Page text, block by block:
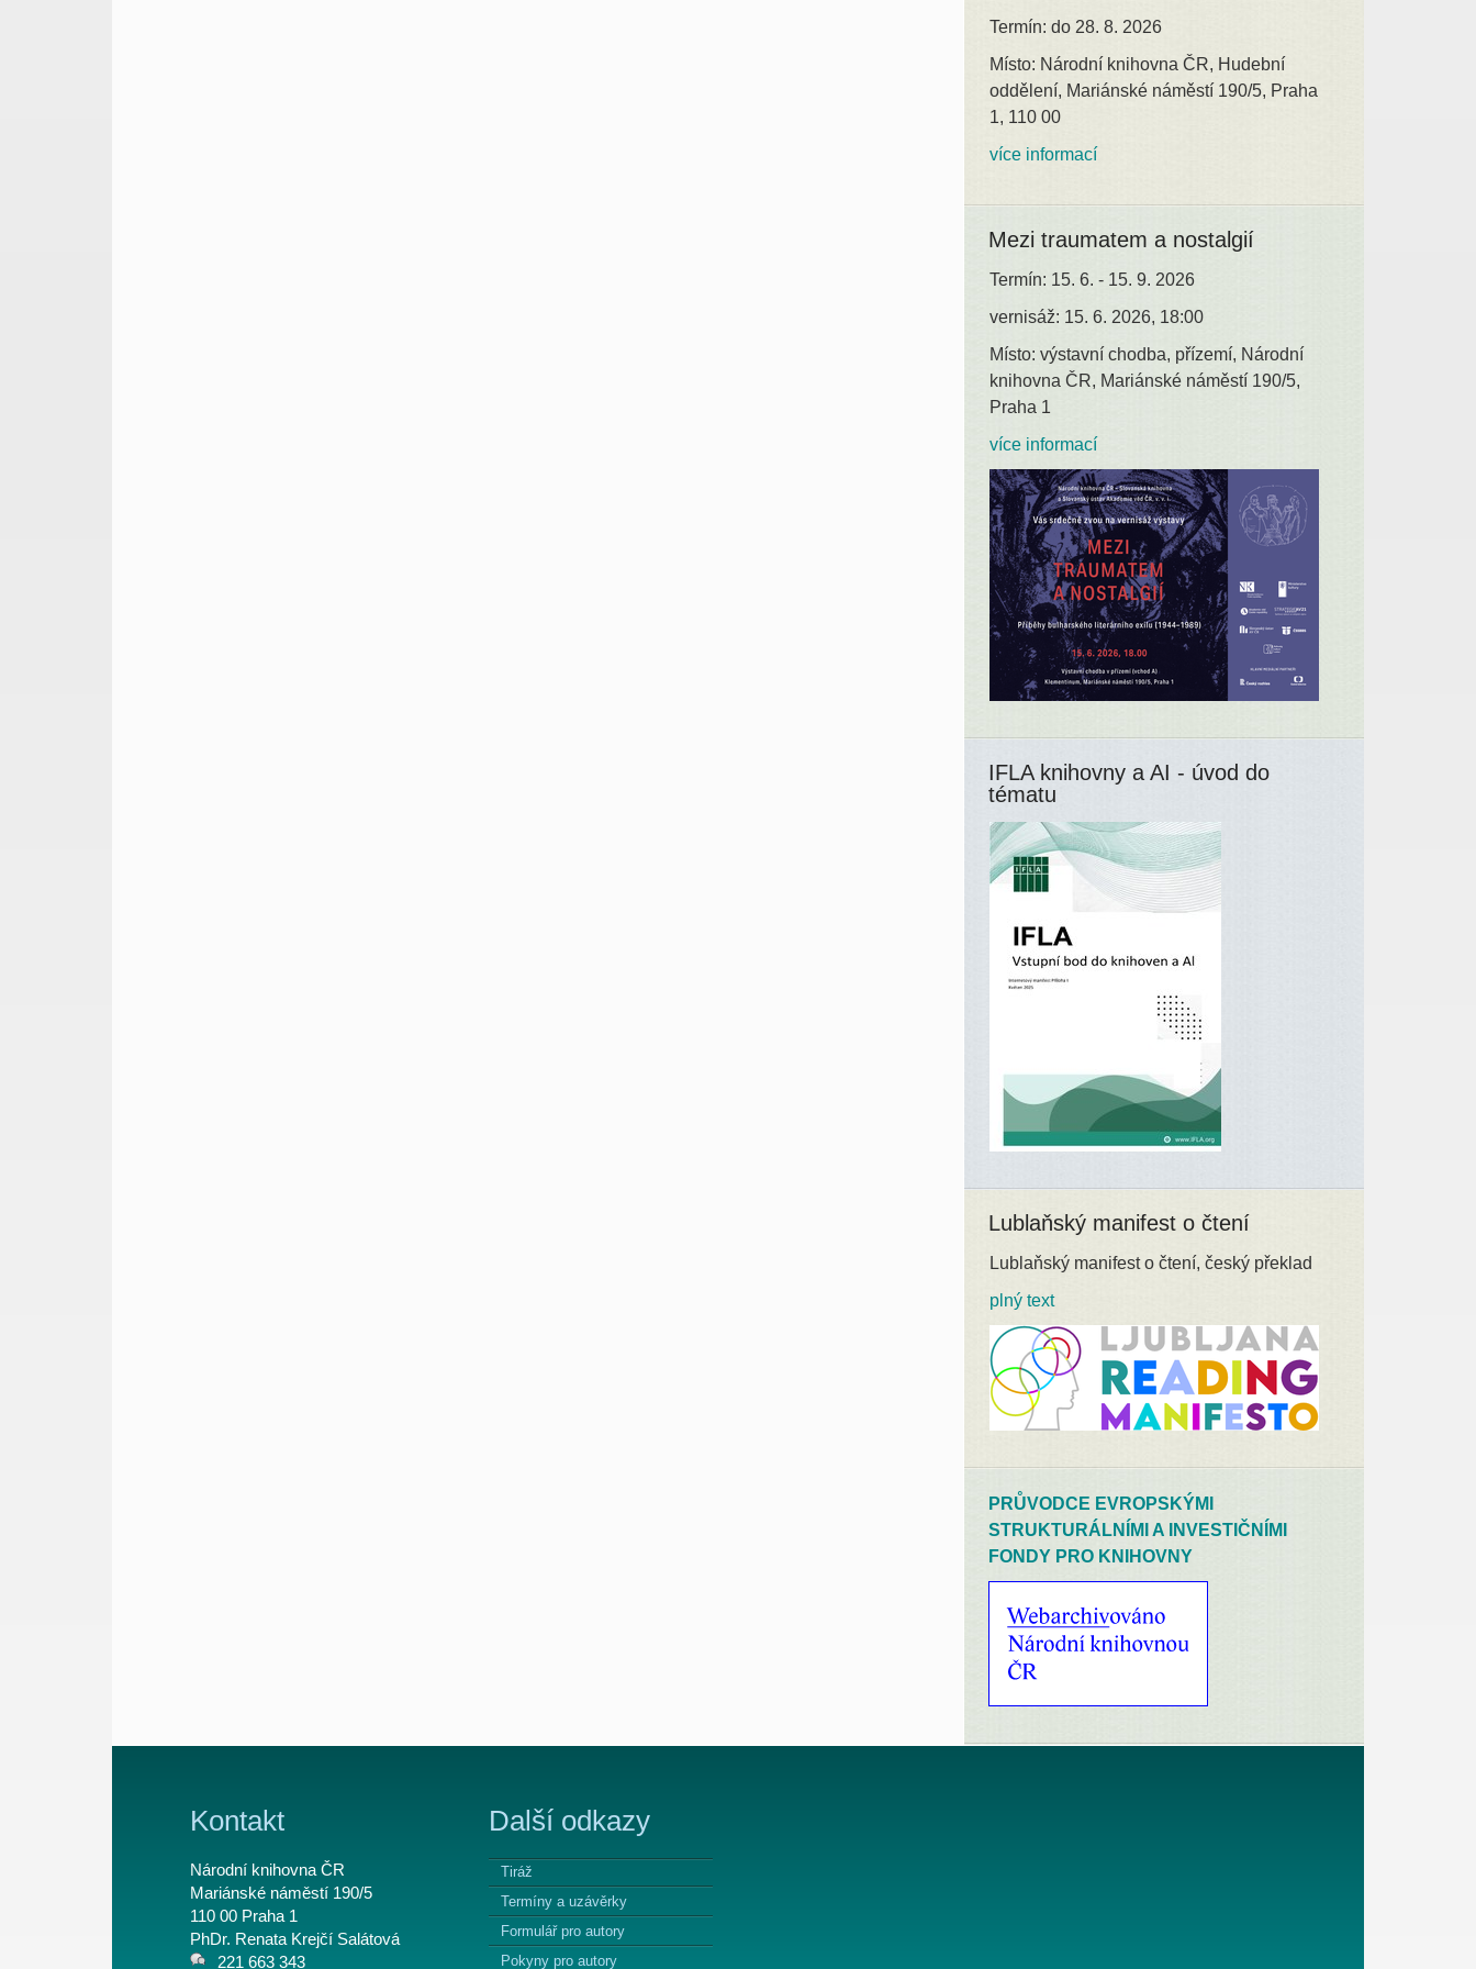
Termín: do 28. 8. 2026
Místo: Národní knihovna ČR, Hudební
oddělení, Mariánské náměstí 190/5, Praha
1, 110 00
více informací
Mezi traumatem a nostalgií
Termín: 15. 6. - 15. 9. 2026
vernisáž: 15. 6. 2026, 18:00
Místo: výstavní chodba, přízemí, Národní
knihovna ČR, Mariánské náměstí 190/5,
Praha 1
více informací
IFLA knihovny a AI - úvod do
tématu
Lublaňský manifest o čtení
Lublaňský manifest o čtení, český překlad
plný text
PRŮVODCE EVROPSKÝMI
STRUKTURÁLNÍMI A INVESTIČNÍMI
FONDY PRO KNIHOVNY
Kontakt
Národní knihovna ČR
Mariánské náměstí 190/5
110 00 Praha 1
PhDr. Renata Krejčí Salátová
221 663 343
Další odkazy
Tiráž
Termíny a uzávěrky
Formulář pro autory
Pokyny pro autory